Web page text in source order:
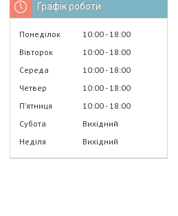
Графік роботи
Понеділок 10:00 18:00
Вівторок
10:00 18:00
Середа
10:00 18:00
Четвер
10:00 18:00
Пʼятниця
10:00 18:00
Субота
Вихідний
Неділя
Вихідний